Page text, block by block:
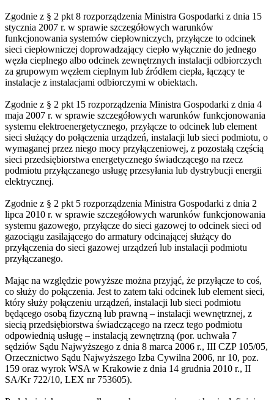
Zgodnie z § 2 pkt 8 rozporządzenia Ministra Gospodarki z dnia 15
stycznia 2007 r. w sprawie szczegółowych warunków
funkcjonowania systemów ciepłowniczych, przyłącze to odcinek
sieci ciepłowniczej doprowadzający ciepło wyłącznie do jednego
węzła cieplnego albo odcinek zewnętrznych instalacji odbiorczych
za grupowym węzłem cieplnym lub źródłem ciepła, łączący te
instalacje z instalacjami odbiorczymi w obiektach.
Zgodnie z § 2 pkt 15 rozporządzenia Ministra Gospodarki z dnia 4
maja 2007 r. w sprawie szczegółowych warunków funkcjonowania
systemu elektroenergetycznego, przyłącze to odcinek lub element
sieci służący do połączenia urządzeń, instalacji lub sieci podmiotu, o
wymaganej przez niego mocy przyłączeniowej, z pozostałą częścią
sieci przedsiębiorstwa energetycznego świadczącego na rzecz
podmiotu przyłączanego usługę przesyłania lub dystrybucji energii
elektrycznej.
Zgodnie z § 2 pkt 5 rozporządzenia Ministra Gospodarki z dnia 2
lipca 2010 r. w sprawie szczegółowych warunków funkcjonowania
systemu gazowego, przyłącze do sieci gazowej to odcinek sieci od
gazociągu zasilającego do armatury odcinającej służący do
przyłączenia do sieci gazowej urządzeń lub instalacji podmiotu
przyłączanego.
Mając na względzie powyższe można przyjąć, że przyłącze to coś,
co służy do połączenia. Jest to zatem taki odcinek lub element sieci,
który służy połączeniu urządzeń, instalacji lub sieci podmiotu
będącego osobą fizyczną lub prawną – instalacji wewnętrznej, z
siecią przedsiębiorstwa świadczącego na rzecz tego podmiotu
odpowiednią usługę – instalacją zewnętrzną (por. uchwała 7
sędziów Sądu Najwyższego z dnia 8 marca 2006 r., III CZP 105/05,
Orzecznictwo Sądu Najwyższego Izba Cywilna 2006, nr 10, poz.
159 oraz wyrok WSA w Krakowie z dnia 14 grudnia 2010 r., II
SA/Kr 722/10, LEX nr 753605).